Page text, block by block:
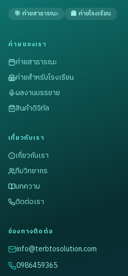
🎯 ค่ายสาธารณะ 🏫 ค่ายโรงเรียน
ค่ายของเรา
ค่ายสาธารณะ
ค่ายสำหรับโรงเรียน
ผลงานบรรยาย
สินค้าดิจิทัล
เกี่ยวกับเรา
เกี่ยวกับเรา
ทีมวิทยากร
บทความ
ติดต่อเรา
ช่องทางติดต่อ
info@terbtosolution.com
0986459365